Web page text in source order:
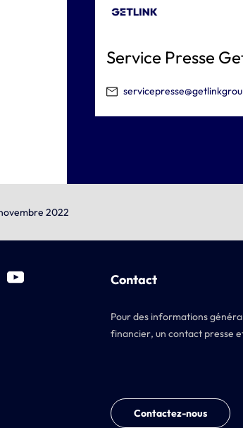
Service Presse
2022
Contact
Pour des informations
financier, un contact presse
Contactez-nous